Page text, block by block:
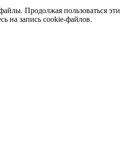
Продолжая пользоваться эти
на запись cookie-файлов.